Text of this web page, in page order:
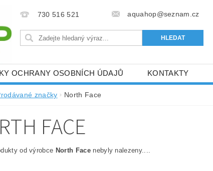
730 516 521 aquahop@seznam.cz
OCHRANY OSOBNÍCH ÚDAJŮ KONTAKTY
PÁSOVÉ ZAVLAŽOVAČE BAUER
značky North Face
FACE
od výrobce North Facenebyly nalezeny....